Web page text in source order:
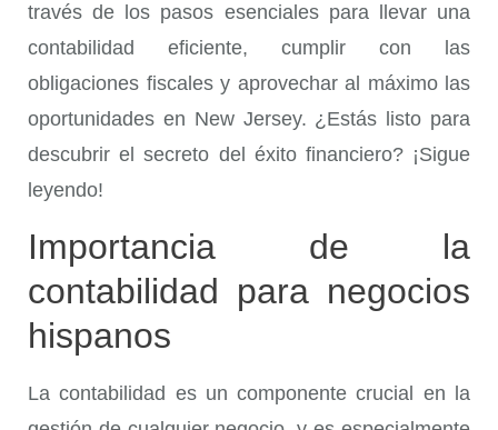
través de los pasos esenciales para llevar una
contabilidad eficiente, cumplir con las
obligaciones fiscales y aprovechar al máximo las
oportunidades en New Jersey. ¿Estás listo para
descubrir el secreto del éxito financiero? ¡Sigue
leyendo!
Importancia de la
contabilidad para negocios
hispanos
La contabilidad es un componente crucial en la